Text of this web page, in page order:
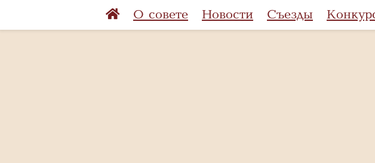
О совете Новости Съезды